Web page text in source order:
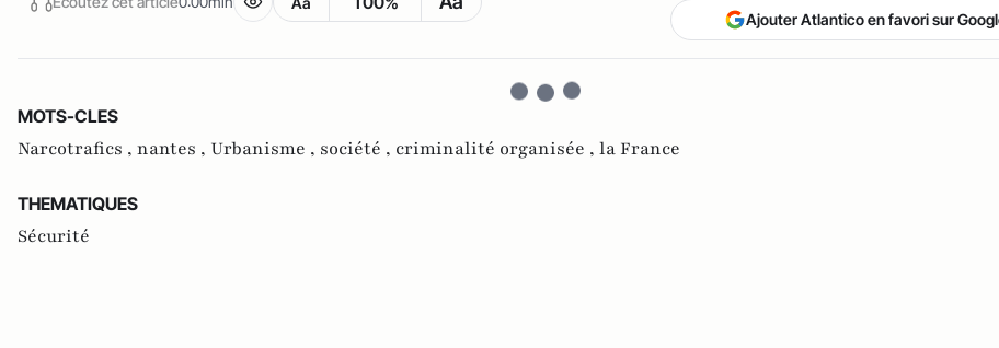
Ajouter Atlantico en favori sur
MOTS-CLES
Narcotrafics , nantes , Urbanisme , société , criminalité organisée , la France
THEMATIQUES
Sécurité